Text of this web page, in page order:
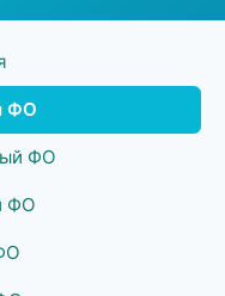
ФО
ФО
ФО